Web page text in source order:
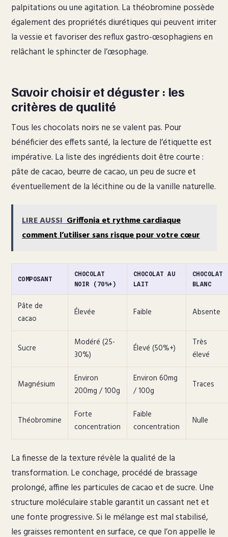
palpitations ou une agitation. La théobromine possède
également des propriétés diurétiques qui peuvent irriter
la vessie et favoriser des reflux gastro-œsophagiens en
relâchant le sphincter de l’œsophage.
Savoir choisir et déguster : les
critères de qualité
Tous les chocolats noirs ne se valent pas. Pour
bénéficier des effets santé, la lecture de l’étiquette est
impérative. La liste des ingrédients doit être courte :
pâte de cacao, beurre de cacao, un peu de sucre et
éventuellement de la lécithine ou de la vanille naturelle.
LIRE AUSSI Griffonia et rythme cardiaque
comment l’utiliser sans risque pour votre cœur
COMPOSANT
CHOCOLAT
NOIR (70%+)
CHOCOLAT AU
LAIT
CHOCOLAT
BLANC
Pâte de
cacao
Élevée Faible Absente
Sucre
Modéré (25-
30%)
Élevé (50%+)
Très
élevé
Magnésium
Environ
200mg / 100g
Environ 60mg
/ 100g
Traces
Théobromine
Forte
concentration
Faible
concentration
Nulle
La finesse de la texture révèle la qualité de la
transformation. Le conchage, procédé de brassage
prolongé, affine les particules de cacao et de sucre. Une
structure moléculaire stable garantit un cassant net et
une fonte progressive. Si le mélange est mal stabilisé,
les graisses remontent en surface, ce que l’on appelle le